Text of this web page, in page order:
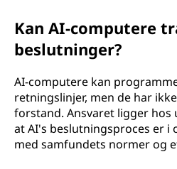
Kan AI-computere
beslutninger?
AI-computere kan
retningslinjer, men de har
forstand. Ansvaret ligger hos
at AI's beslutningsproces er i
med samfundets normer og